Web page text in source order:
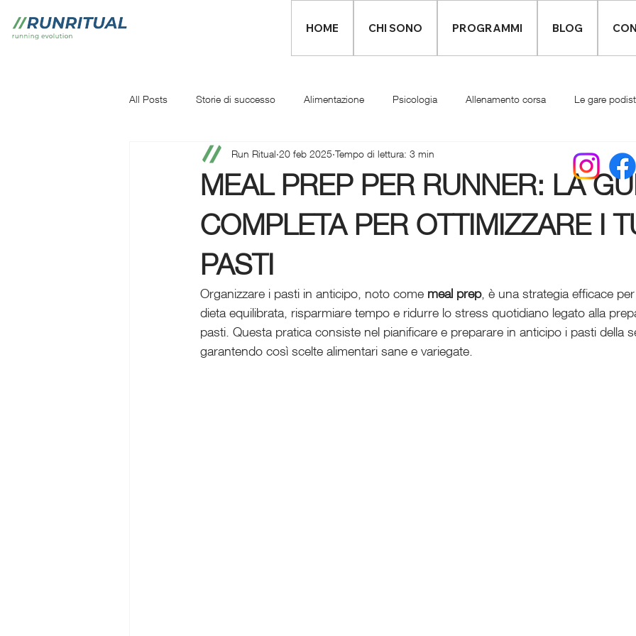
HOME CHI SONO PROGRAMMI BLOG
All Posts Storie di successo Alimentazione Psicologia Allenamento corsa Le gare
Iniziare a correre Infortuni Abbigliamento runner
MEAL PREP PER RUNNER: LA
COMPLETA PER OTTIMIZZARE I
PASTI
Run Ritual 20 feb 2025 Tempo di lettura: 3 min
Organizzare i pasti in anticipo, noto come meal prep, è una strategia efficace
dieta equilibrata, risparmiare tempo e ridurre lo stress quotidiano legato alla
pasti. Questa pratica consiste nel pianificare e preparare in anticipo i pasti della
garantendo così scelte alimentari sane e variegate.